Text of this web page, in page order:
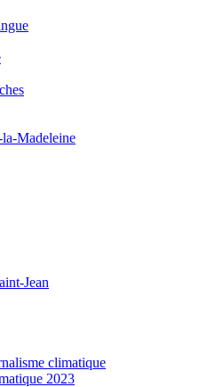
la-Madeleine
Jean
climatique
2023